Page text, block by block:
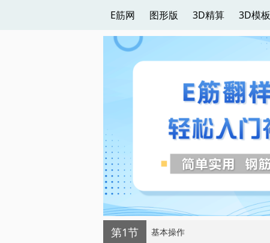
E筋网 图形版 3D精算 3D模板
第1节
基本操作